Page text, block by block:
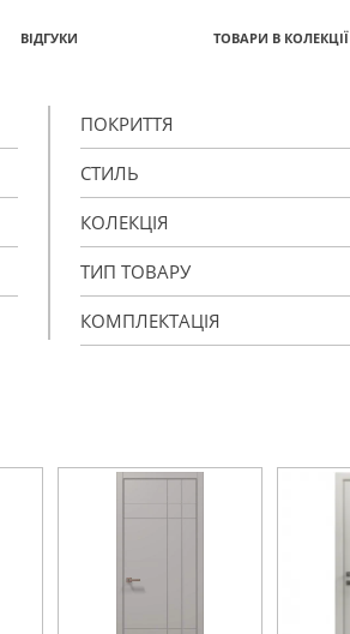
ВІДГУКИ ТОВАРИ В КОЛЕКЦІЇ
ПОКРИТТЯ
СТИЛЬ
КОЛЕКЦІЯ
ТИП ТОВАРУ
КОМПЛЕКТАЦІЯ